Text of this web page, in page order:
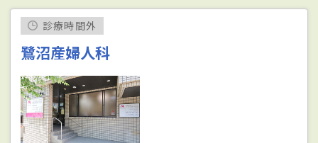
診療時間外
鷺沼産婦人科